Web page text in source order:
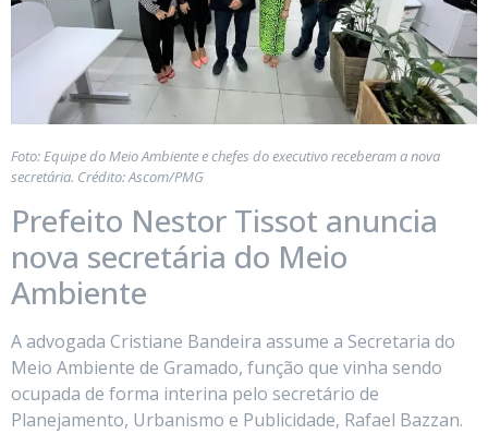
Foto: Equipe do Meio Ambiente e chefes do executivo receberam a nova
secretária. Crédito: Ascom/PMG
Prefeito Nestor Tissot anuncia
nova secretária do Meio
Ambiente
A advogada Cristiane Bandeira assume a Secretaria do
Meio Ambiente de Gramado, função que vinha sendo
ocupada de forma interina pelo secretário de
Planejamento, Urbanismo e Publicidade, Rafael Bazzan.